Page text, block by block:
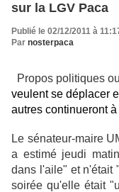
sur la LGV Paca
Publié le 02/12/2011 à
Par nosterpaca
Propos politiques
veulent se déplacer
autres continueront
Le sénateur-maire
a estimé jeudi
dans l'aile" et n'était
soirée qu'elle était